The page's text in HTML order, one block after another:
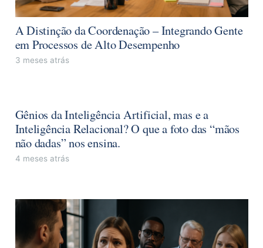
A Distinção da Coordenação – Integrando Gente
em Processos de Alto Desempenho
3 meses atrás
Gênios da Inteligência Artificial, mas e a
Inteligência Relacional? O que a foto das “mãos
não dadas” nos ensina.
4 meses atrás